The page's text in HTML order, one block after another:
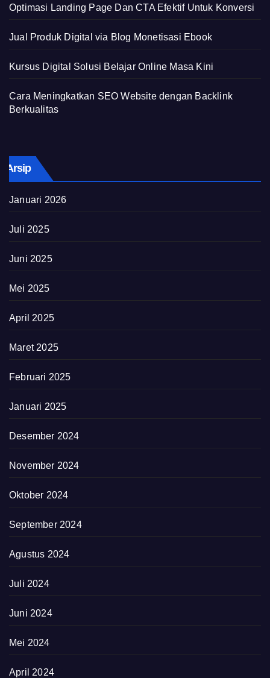
Optimasi Landing Page Dan CTA Efektif Untuk Konversi
Jual Produk Digital via Blog Monetisasi Ebook
Kursus Digital Solusi Belajar Online Masa Kini
Cara Meningkatkan SEO Website dengan Backlink
Berkualitas
Arsip
Januari 2026
Juli 2025
Juni 2025
Mei 2025
April 2025
Maret 2025
Februari 2025
Januari 2025
Desember 2024
November 2024
Oktober 2024
September 2024
Agustus 2024
Juli 2024
Juni 2024
Mei 2024
April 2024